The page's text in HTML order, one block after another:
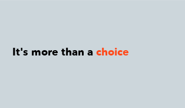
It's more than achoice